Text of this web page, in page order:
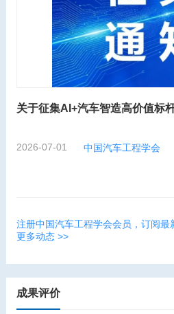
关于征集AI+汽车智造高价值标
2026-07-01 中国汽车工程学会
注册中国汽车工程学会会员，订阅最
更多动态 >>
成果评价